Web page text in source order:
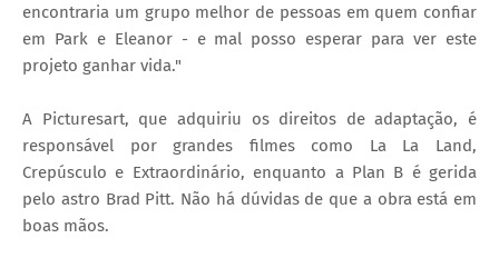
encontraria um grupo melhor de pessoas em quem confiar
em Park e Eleanor - e mal posso esperar para ver este
projeto ganhar vida."
A Picturesart, que adquiriu os direitos de adaptação, é
responsável por grandes filmes como La La Land,
Crepúsculo e Extraordinário, enquanto a Plan B é gerida
pelo astro Brad Pitt. Não há dúvidas de que a obra está em
boas mãos.